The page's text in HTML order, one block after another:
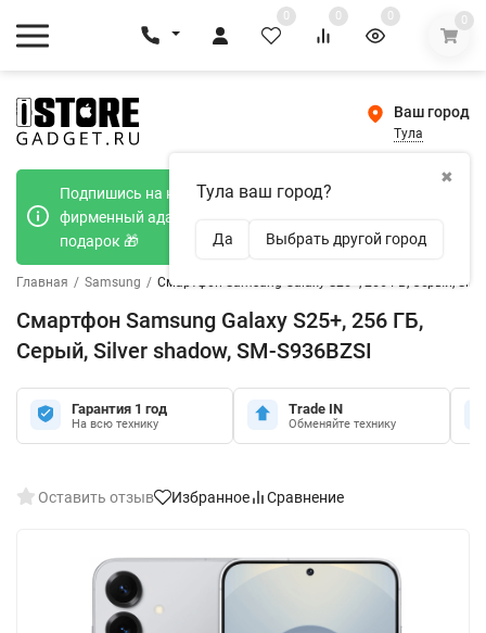
0 0 0 0
Ваш город
Тула
✖
Тула ваш город?
Да Выбрать другой город
Подпишись на наш телеграмм канал и получи
фирменный адаптер Type-C 20W при покупке в
подарок 🎁
Главная / Samsung / Смартфон Samsung Galaxy S25+, 256 ГБ, Серый,
Смартфон Samsung Galaxy S25+, 256 ГБ,
Серый, Silver shadow, SM-S936BZSI
Гарантия 1 год
На всю технику
Trade IN
Обменяйте технику
Оставить отзыв Избранное Сравнение